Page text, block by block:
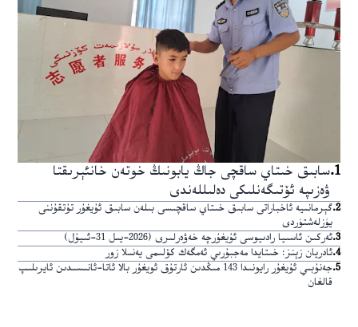
1
.سابىق خىتاي ساقچى جاڭ يابونىڭ خوتەن خانئېرىقتا
ۋەزىپە ئۆتىگەنلىكى دەلىللەندى
2
.گېرمانىيە ئاخباراتى سابىق خىتاي ساقچىسى بىلەن سابىق ئۇيغۇر تۇتقۇننى
يۈزلەشتۈردى
3
.ئەركىن ئاسىيا رادىيوسى ئۇيغۇرچە خەۋەرلىرى (2026-يىل 31-ئىيۇل)
4
.ئادريان زېنز: خىتايدا مەجبۇرىي ئەمگەك كۆلىمى يەنىلا زور
5
.
جەنۇبىي ئۇيغۇر رايونىدا 143 مىڭدىن ئارتۇق ئويغۇر بالا ئاتا-ئانىسىدىن ئايرىلىپ
قالغان